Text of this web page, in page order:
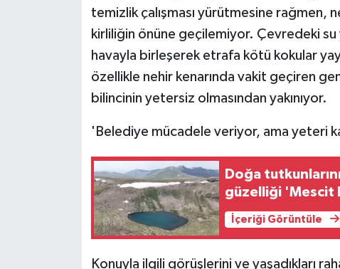
temizlik çalışması yürütmesine rağmen,
kirliliğin önüne geçilemiyor. Çevredeki su
havayla birleşerek etrafa kötü kokular
özellikle nehir kenarında vakit geçiren
bilincinin yetersiz olmasından yakınıyor.
'Belediye mücadele veriyor, ama yeteri
Doğa
güzelliği 'Mescit
İçeriği Görüntüle
Konuyla ilgili görüşlerini ve yaşadıkları